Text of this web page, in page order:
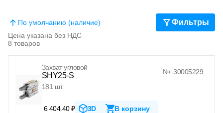
8 товаров
Цена указана без НДС
По умолчанию (наличие) Фильтры
Захват угловой
SHY25-S
№: 30005229
181 шт.
6 404.40 ₽ 3D В корзину